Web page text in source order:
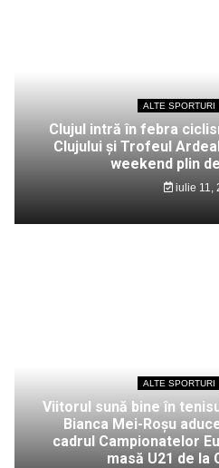
ALTE SPORTURI
Clujul intră în febra
Clujului și Trofeul
weekend plin
iulie 11,
ALTE SPORTURI
Viitorul sună bine în
Bianca Mei-Roșu
cadrul Campionatelor
masă U21 de la